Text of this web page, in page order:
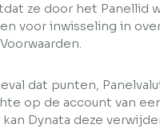
ze door het Panellid
voor inwisseling in
dat punten,
op de account van
Dynata deze